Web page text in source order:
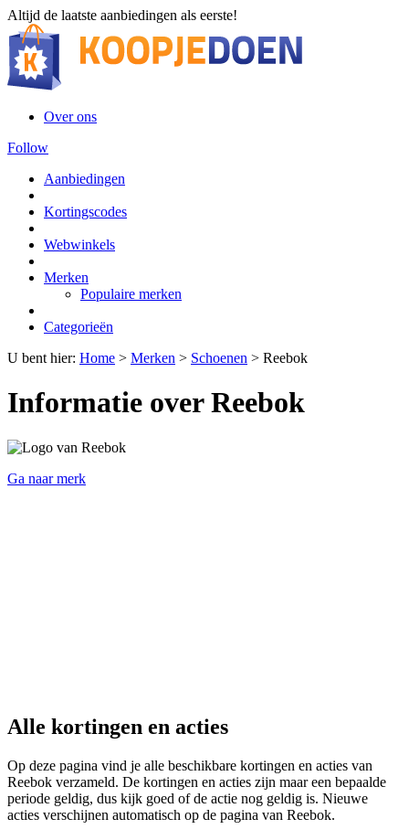
Altijd de laatste aanbiedingen als eerste!
Over ons
Follow
Aanbiedingen
Kortingscodes
Webwinkels
Merken
Populaire merken
Categorieën
U bent hier: Home > Merken > Schoenen > Reebok
Informatie over Reebok
Ga naar merk
Alle kortingen en acties
Op deze pagina vind je alle beschikbare kortingen en acties van
Reebok verzameld. De kortingen en acties zijn maar een bepaalde
periode geldig, dus kijk goed of de actie nog geldig is. Nieuwe
acties verschijnen automatisch op de pagina van Reebok.